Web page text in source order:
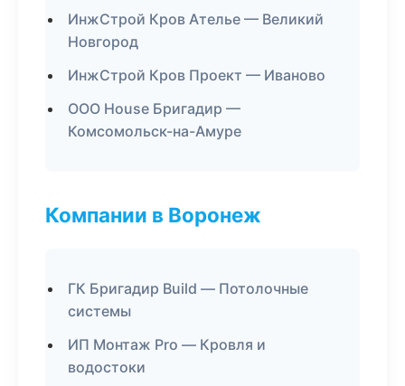
ИнжСтрой Кров Ателье — Великий
Новгород
ИнжСтрой Кров Проект — Иваново
ООО House Бригадир —
Комсомольск-на-Амуре
Компании в Воронеж
ГК Бригадир Build — Потолочные
системы
ИП Монтаж Pro — Кровля и
водостоки